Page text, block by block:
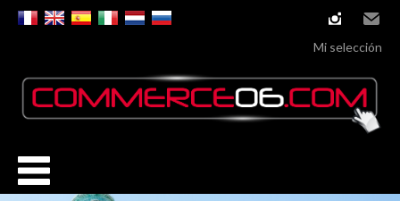
instagram
Email
Mi selección